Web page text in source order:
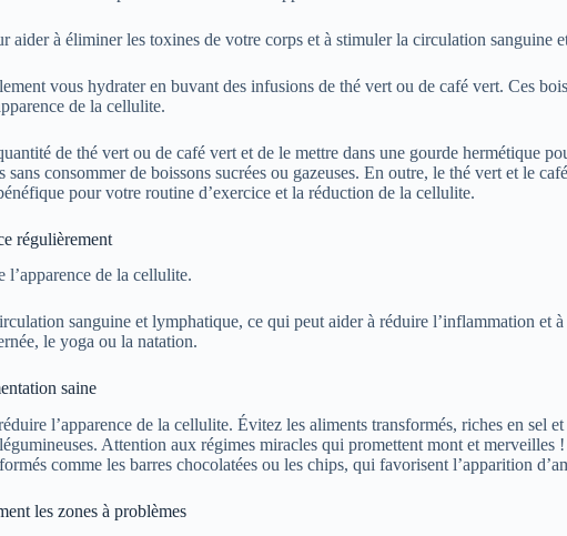
aider à éliminer les toxines de votre corps et à stimuler la circulation sanguine
vous hydrater en buvant des infusions de thé vert ou de café vert. Ces
de la cellulite.
de thé vert ou de café vert et de le mettre dans une gourde hermétique
consommer de boissons sucrées ou gazeuses. En outre, le thé vert et le
pour votre routine d’exercice et la réduction de la cellulite.
régulièrement
l’apparence de la cellulite.
sanguine et lymphatique, ce qui peut aider à réduire l’inflammation et
le yoga ou la natation.
saine
l’apparence de la cellulite. Évitez les aliments transformés, riches en sel
Attention aux régimes miracles qui promettent mont et
comme les barres chocolatées ou les chips, qui favorisent l’apparition
les zones à problèmes